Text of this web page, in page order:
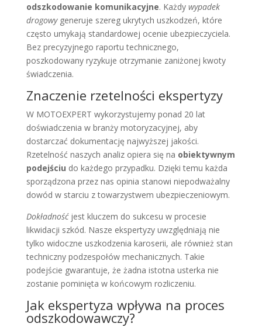
odszkodowanie komunikacyjne. Każdy wypadek
drogowygeneruje szereg ukrytych uszkodzeń, które
często umykają standardowej ocenie ubezpieczyciela.
Bez precyzyjnego raportu technicznego,
poszkodowany ryzykuje otrzymanie zaniżonej kwoty
świadczenia.
Znaczenie rzetelności ekspertyzy
W MOTOEXPERT wykorzystujemy ponad 20 lat
doświadczenia w branży motoryzacyjnej, aby
dostarczać dokumentację najwyższej jakości.
Rzetelność naszych analiz opiera się na obiektywnym
podejściu do każdego przypadku. Dzięki temu każda
sporządzona przez nas opinia stanowi niepodważalny
dowód w starciu z towarzystwem ubezpieczeniowym.
Dokładnośćjest kluczem do sukcesu w procesie
likwidacji szkód. Nasze ekspertyzy uwzględniają nie
tylko widoczne uszkodzenia karoserii, ale również stan
techniczny podzespołów mechanicznych. Takie
podejście gwarantuje, że żadna istotna usterka nie
zostanie pominięta w końcowym rozliczeniu.
Jak ekspertyza wpływa na proces
odszkodowawczy?